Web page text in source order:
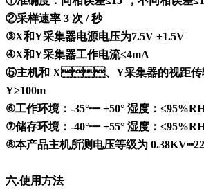
②采样速率 3 次 / 秒
③X和Y采集器电源电压为7.5V ±1.5V
④X和Y采集器工作电流≤4mA
⑤主机和 X、Y采集器的视距
Y≥100m
⑥工作环境：-35°┉ +50° 湿度：
⑦储存环境：-40°┉ +55° 湿度：
⑧本产品主机所测电压等级为
六.使用方法